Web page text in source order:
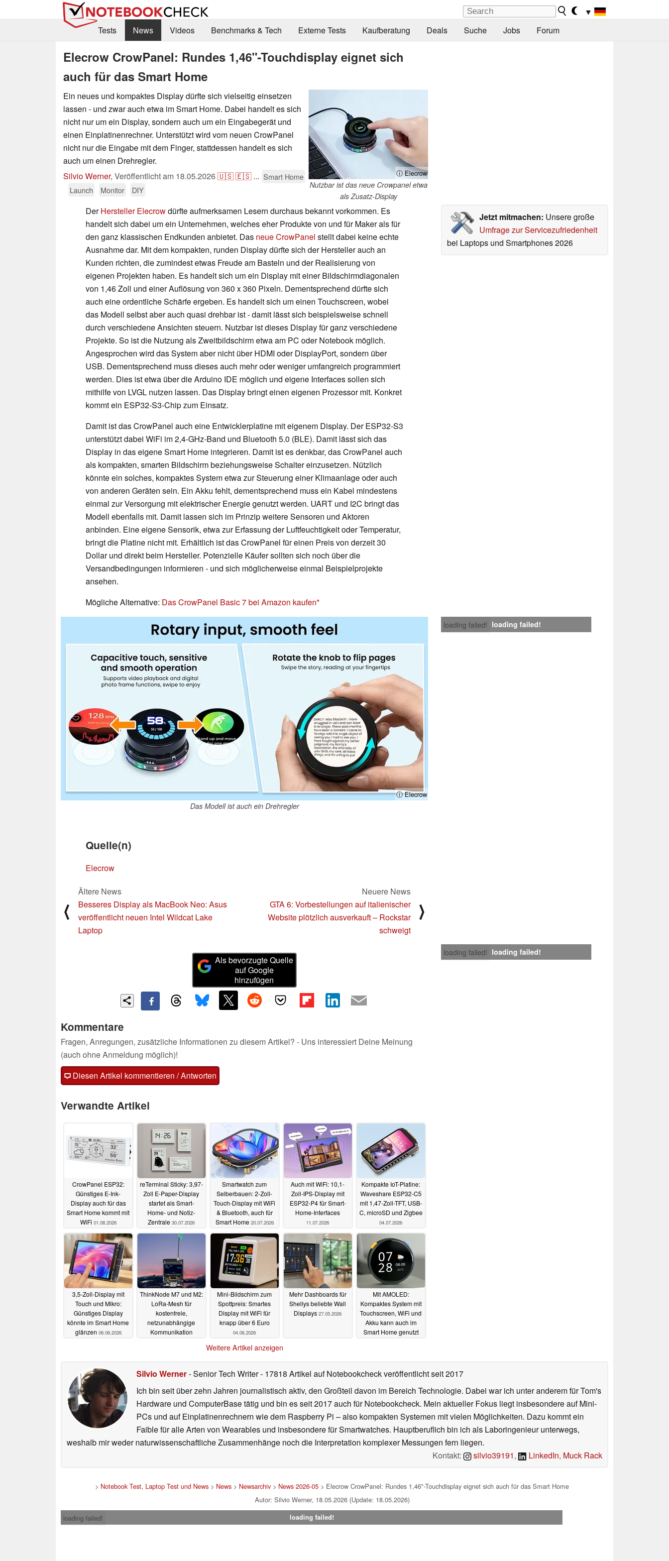
▼
Tests
News Videos Benchmarks & Tech Externe Tests Kaufberatung Deals Suche Jobs Forum
Elecrow CrowPanel: Rundes 1,46"-Touchdisplay eignet sich
auch für das Smart Home
ⓘ Elecrow
Nutzbar ist das neue Crowpanel etwa
als Zusatz-Display
Ein neues und kompaktes Display dürfte sich vielseitig einsetzen
lassen - und zwar auch etwa im Smart Home. Dabei handelt es sich
nicht nur um ein Display, sondern auch um ein Eingabegerät und
einen Einplatinenrechner. Unterstützt wird vom neuen CrowPanel
nicht nur die Eingabe mit dem Finger, stattdessen handelt es sich
auch um einen Drehregler.
Silvio Werner, Veröffentlicht am 18.05.2026🇺🇸🇪🇸 ... Smart Home
Launch
Monitor DIY
Jetzt mitmachen: Unsere große
Umfrage zur Servicezufriedenheit
bei Laptops und Smartphones 2026
DerHersteller Elecrowdürfte aufmerksamen Lesern durchaus bekannt vorkommen. Es
handelt sich dabei um ein Unternehmen, welches eher Produkte von und für Maker als für
den ganz klassischen Endkunden anbietet. Das neue CrowPanel stellt dabei keine echte
Ausnahme dar. Mit dem kompakten, runden Display dürfte sich der Hersteller auch an
Kunden richten, die zumindest etwas Freude am Basteln und der Realisierung von
eigenen Projekten haben. Es handelt sich um ein Display mit einer Bildschirmdiagonalen
von 1,46 Zoll und einer Auflösung von 360 x 360 Pixeln. Dementsprechend dürfte sich
auch eine ordentliche Schärfe ergeben. Es handelt sich um einen Touchscreen, wobei
das Modell selbst aber auch quasi drehbar ist - damit lässt sich beispielsweise schnell
durch verschiedene Ansichten steuern. Nutzbar ist dieses Display für ganz verschiedene
Projekte. So ist die Nutzung als Zweitbildschirm etwa am PC oder Notebook möglich.
Angesprochen wird das System aber nicht über HDMI oder DisplayPort, sondern über
USB. Dementsprechend muss dieses auch mehr oder weniger umfangreich programmiert
werden. Dies ist etwa über die Arduino IDE möglich und eigene Interfaces sollen sich
mithilfe von LVGL nutzen lassen. Das Display bringt einen eigenen Prozessor mit. Konkret
kommt ein ESP32-S3-Chip zum Einsatz.
Damit ist das CrowPanel auch eine Entwicklerplatine mit eigenem Display. Der ESP32-S3
unterstützt dabei WiFi im 2,4-GHz-Band und Bluetooth 5.0 (BLE). Damit lässt sich das
Display in das eigene Smart Home integrieren. Damit ist es denkbar, das CrowPanel auch
als kompakten, smarten Bildschirm beziehungsweise Schalter einzusetzen. Nützlich
könnte ein solches, kompaktes System etwa zur Steuerung einer Klimaanlage oder auch
von anderen Geräten sein. Ein Akku fehlt, dementsprechend muss ein Kabel mindestens
einmal zur Versorgung mit elektrischer Energie genutzt werden. UART und I2C bringt das
Modell ebenfalls mit. Damit lassen sich im Prinzip weitere Sensoren und Aktoren
anbinden. Eine eigene Sensorik, etwa zur Erfassung der Luftfeuchtigkeit oder Temperatur,
bringt die Platine nicht mit. Erhältlich ist das CrowPanel für einen Preis von derzeit 30
Dollar und direkt beim Hersteller. Potenzielle Käufer sollten sich noch über die
Versandbedingungen informieren - und sich möglicherweise einmal Beispielprojekte
ansehen.
Mögliche Alternative: Das CrowPanel Basic 7 bei Amazon kaufen
loading failed! loading failed!
ⓘ Elecrow
Das Modell ist auch ein Drehregler
Quelle(n)
Elecrow
⟨
Ältere News
Besseres Display als MacBook Neo: Asus
veröffentlicht neuen Intel Wildcat Lake
Laptop
Neuere News
GTA 6: Vorbestellungen auf italienischer
Website plötzlich ausverkauft – Rockstar
schweigt
⟩
loading failed! loading failed!
Als bevorzugte Quelle
auf Google
hinzufügen
Kommentare
Fragen, Anregungen, zusätzliche Informationen zu diesem Artikel? - Uns interessiert Deine Meinung
(auch ohne Anmeldung möglich)!
Diesen Artikel kommentieren / Antworten
Verwandte Artikel
CrowPanel ESP32:
Günstiges E-Ink-
Display auch für das
Smart Home kommt mit
WiFi 01.08.2026
reTerminal Sticky: 3,97-
Zoll E-Paper-Display
startet als Smart-
Home- und Notiz-
Zentrale 30.07.2026
Smartwatch zum
Selberbauen: 2-Zoll-
Touch-Display mit WiFi
& Bluetooth, auch für
Smart Home 20.07.2026
Auch mit WiFi: 10,1-
Zoll-IPS-Display mit
ESP32-P4 für Smart-
Home-Interfaces
11.07.2026
Kompakte IoT-Platine:
Waveshare ESP32-C5
mit 1,47-Zoll-TFT, USB-
C, microSD und Zigbee
04.07.2026
3,5-Zoll-Display mit
Touch und Mikro:
Günstiges Display
könnte im Smart Home
glänzen 06.06.2026
ThinkNode M7 und M2:
LoRa-Mesh für
kostenfreie,
netzunabhängige
Kommunikation
Mini-Bildschirm zum
Spottpreis: Smartes
Display mit WiFi für
knapp über 6 Euro
04.06.2026
Mehr Dashboards für
Shellys beliebte Wall
Displays 27.05.2026
Mit AMOLED:
Kompaktes System mit
Touchscreen, WiFi und
Akku kann auch im
Smart Home genutzt
Weitere Artikel anzeigen
Silvio Werner- Senior Tech Writer- 17818 Artikel auf Notebookcheck veröffentlichtseit 2017
Ich bin seit über zehn Jahren journalistisch aktiv, den Großteil davon im Bereich Technologie. Dabei war ich unter anderem für Tom's
Hardware und ComputerBase tätig und bin es seit 2017 auch für Notebookcheck. Mein aktueller Fokus liegt insbesondere auf Mini-
PCs und auf Einplatinenrechnern wie dem Raspberry Pi – also kompakten Systemen mit vielen Möglichkeiten. Dazu kommt ein
Faible für alle Arten von Wearables und insbesondere für Smartwatches. Hauptberuflich bin ich als Laboringenieur unterwegs,
weshalb mir weder naturwissenschaftliche Zusammenhänge noch die Interpretation komplexer Messungen fern liegen.
Kontakt:
silvio39191, LinkedIn, Muck Rack
> Notebook Test, Laptop Test und News > News > Newsarchiv > News 2026-05 > Elecrow CrowPanel: Rundes 1,46"-Touchdisplay eignet sich auch für das Smart Home
Autor: Silvio Werner, 18.05.2026 (Update: 18.05.2026)
loading failed!
loading failed!